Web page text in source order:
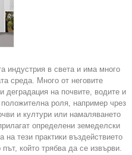
индустрия в света и има много
среда. Много от неговите
деградация на почвите, водите и
роля, например чрез
и култури или намаляването
определени земеделски
на тези практики въздействието
който трябва да се извърви.